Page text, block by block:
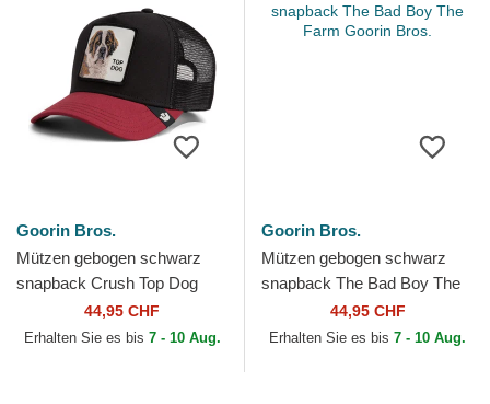
Goorin Bros.
Mützen gebogen schwarz
snapback Crush Top Dog
The Farm Goorin Bros.
44,95 CHF
Erhalten Sie es bis 7 - 10 Aug.
Goorin Bros.
Mützen gebogen schwarz
snapback The Bad Boy The
Farm Goorin Bros.
44,95 CHF
Erhalten Sie es bis 7 - 10 Aug.